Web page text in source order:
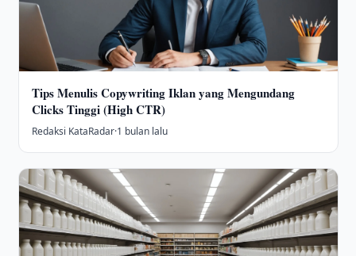
Tips Menulis Copywriting Iklan yang Mengundang
Clicks Tinggi (High CTR)
Redaksi KataRadar·1 bulan lalu